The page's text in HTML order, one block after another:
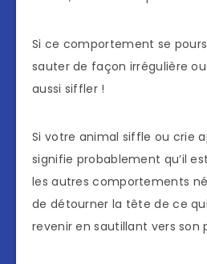
Si ce comportement se
sauter de façon irrégulière ou
aussi siffler !
Si votre animal siffle ou crie
signifie probablement qu’il
les autres comportements
de détourner la tête de ce
revenir en sautillant vers son